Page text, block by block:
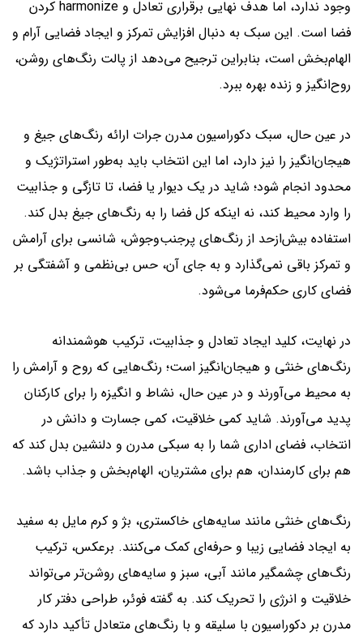
وجود ندارد، اما هدف نهایی برقراری تعادل و harmonize کردن
فضا است. این سبک به دنبال افزایش تمرکز و ایجاد فضایی آرام و
الهام‌بخش است، بنابراین ترجیح می‌دهد از پالت رنگ‌های روشن،
روح‌انگیز و زنده بهره ببرد.
در عین حال، سبک دکوراسیون مدرن جرات ارائه رنگ‌های جیغ و
هیجان‌انگیز را نیز دارد، اما این انتخاب باید به‌طور استراتژیک و
محدود انجام شود؛ شاید در یک دیوار یا فضا، تا تازگی و جذابیت
را وارد محیط کند، نه اینکه کل فضا را به رنگ‌های جیغ بدل کند.
استفاده بیش‌ازحد از رنگ‌های پرجنب‌وجوش، شانسی برای آرامش
و تمرکز باقی نمی‌گذارد و به جای آن، حس بی‌نظمی و آشفتگی بر
فضای کاری حکم‌فرما می‌شود.
در نهایت، کلید ایجاد تعادل و جذابیت، ترکیب هوشمندانه
رنگ‌های خنثی و هیجان‌انگیز است؛ رنگ‌هایی که روح و آرامش را
به محیط می‌آورند و در عین حال، نشاط و انگیزه را برای کارکنان
پدید می‌آورند. شاید کمی خلاقیت، کمی جسارت و دانش در
انتخاب، فضای اداری شما را به سبکی مدرن و دلنشین بدل کند که
هم برای کارمندان، هم برای مشتریان، الهام‌بخش و جذاب باشد.
رنگ‌های خنثی مانند سایه‌های خاکستری، بژ و کرم مایل به سفید
به ایجاد فضایی زیبا و حرفه‌ای کمک می‌کنند. برعکس، ترکیب
رنگ‌های چشمگیر مانند آبی، سبز و سایه‌های روشن‌تر می‌تواند
خلاقیت و انرژی را تحریک کند. به گفته فوئر، طراحی دفتر کار
مدرن بر دکوراسیون با سلیقه و با رنگ‌های متعادل تأکید دارد که